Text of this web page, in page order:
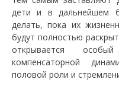
дети и в дальнейшем
делать, пока их
будут полностью
открывается
компенсаторной
половой роли и